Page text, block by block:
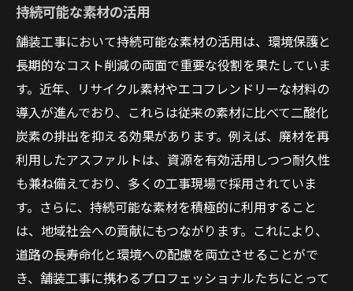
持続可能な素材の活用
舗装工事において持続可能な素材の活用は、環境保護と
長期的なコスト削減の両面で重要な役割を果たしていま
す。近年、リサイクル素材やエコフレンドリーな材料の
導入が進んでおり、これらは従来の素材に比べて二酸化
炭素の排出を抑える効果があります。例えば、廃材を再
利用したアスファルトは、資源を有効活用しつつ耐久性
も兼ね備えており、多くの工事現場で採用されていま
す。さらに、持続可能な素材を積極的に利用すること
は、地域社会への貢献にもつながります。これにより、
道路の長寿命化と環境への配慮を両立させることがで
き、舗装工事に携わるプロフェッショナルたちにとって